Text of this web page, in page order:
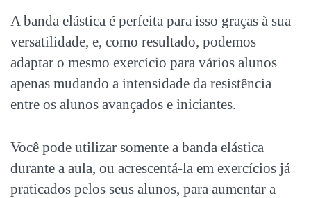
A banda elástica é perfeita para isso graças à sua
versatilidade, e, como resultado, podemos
adaptar o mesmo exercício para vários alunos
apenas mudando a intensidade da resistência
entre os alunos avançados e iniciantes.
Você pode utilizar somente a banda elástica
durante a aula, ou acrescentá-la em exercícios já
praticados pelos seus alunos, para aumentar a